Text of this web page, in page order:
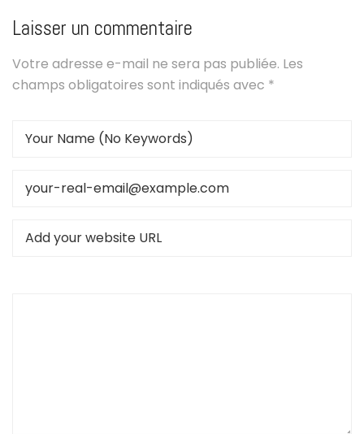
Laisser un commentaire
Votre adresse e-mail ne sera pas publiée. Les
champs obligatoires sont indiqués avec *